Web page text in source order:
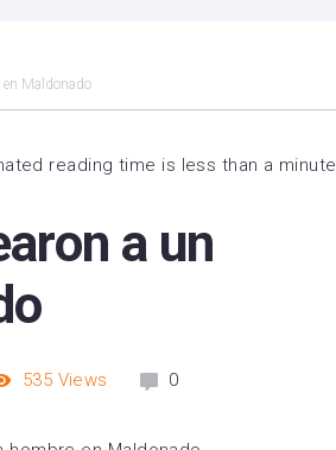
Maldonado
reading time is less than a minute
a un
535 Views 0